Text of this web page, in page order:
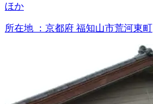
ほか
所在地 ： 京都府 福知山市荒河東町